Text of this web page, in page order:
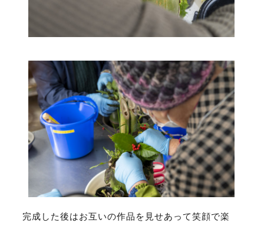
完成した後はお互いの作品を見せあって笑顔で楽